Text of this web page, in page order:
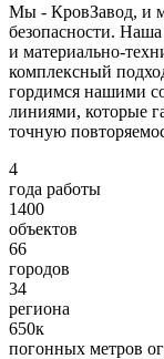
Мы - КровЗавод, и
безопасности.
и материально-
комплексный
гордимся нашими
линиями, которые
точную
4
года работы
1400
объектов
66
городов
34
региона
650к
погонных метров